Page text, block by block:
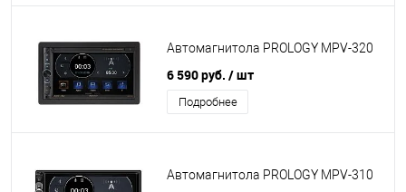
Автомагнитола PROLOGY MPV-320
6 590 руб. / шт
Подробнее
Автомагнитола PROLOGY MPV-310